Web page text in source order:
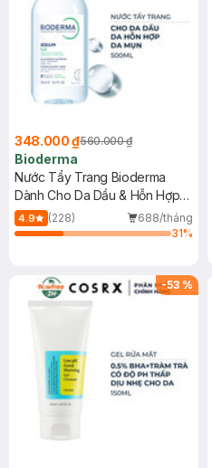
348.000 ₫560.000 ₫
Bioderma
Nước Tẩy Trang Bioderma
Dành Cho Da Dầu & Hỗn Hợp
500ml
4.9 (228)
688/tháng
31%
-53 %